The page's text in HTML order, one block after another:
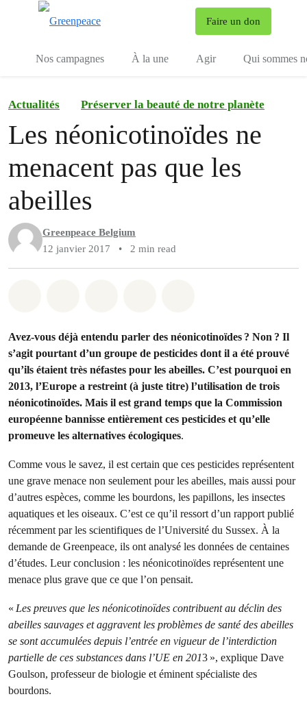
Faire un don
Nos campagnes À la une Agir Qui sommes
Actualités Préserver la beauté de notre planète
Les néonicotinoïdes ne
menacent pas que les
abeilles
Greenpeace Belgium
12 janvier 2017
• 2 min read
Avez-vous déjà entendu parler des néonicotinoïdes ? Non ? Il
s’agit pourtant d’un groupe de pesticides dont il a été prouvé
qu’ils étaient très néfastes pour les abeilles. C’est pourquoi en
2013, l’Europe a restreint (à juste titre) l’utilisation de trois
néonicotinoïdes. Mais il est grand temps que la Commission
européenne bannisse entièrement ces pesticides et qu’elle
promeuve les alternatives écologiques.
Comme vous le savez, il est certain que ces pesticides représentent
une grave menace non seulement pour les abeilles, mais aussi pour
d’autres espèces, comme les bourdons, les papillons, les insectes
aquatiques et les oiseaux. C’est ce qu’il ressort d’un rapport publié
récemment par les scientifiques de l’Université du Sussex. À la
demande de Greenpeace, ils ont analysé les données de centaines
d’études. Leur conclusion : les néonicotinoïdes représentent une
menace plus grave que ce que l’on pensait.
« Les preuves que les néonicotinoïdes contribuent au déclin des
abeilles sauvages et aggravent les problèmes de santé des abeilles
se sont accumulées depuis l’entrée en vigueur de l’interdiction
partielle de ces substances dans l’UE en 2013 », explique Dave
Goulson, professeur de biologie et éminent spécialiste des
bourdons.